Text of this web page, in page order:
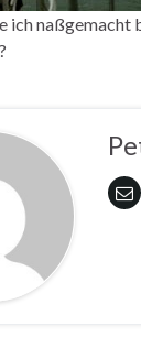
ich naßgemacht